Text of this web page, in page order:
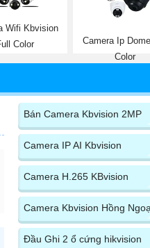
Wifi Kbvision
Color
Camera Ip Dome
Color
Bán Camera Kbvision 2MP
Camera IP AI Kbvision
Camera H.265 KBvision
Camera Kbvision Hồng
Đầu Ghi 2 ổ cứng hikvision